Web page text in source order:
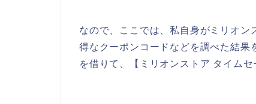
なので、ここでは、私自身がミリオン
得なクーポンコードなどを調べた結果
を借りて、【ミリオンストア タイム